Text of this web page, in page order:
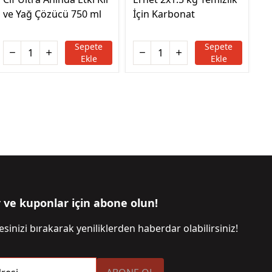
ve Yağ Çözücü 750 ml
Sepete
Ekle
İçin Karbonat
Sepete
Ekle
kuponlar için abone olun!
bırakarak yeniliklerden haberdar olabilirsiniz!